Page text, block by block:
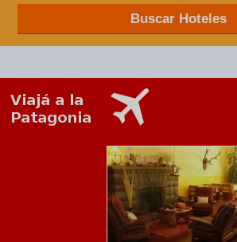
Buscar Hoteles